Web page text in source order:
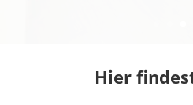
Hier